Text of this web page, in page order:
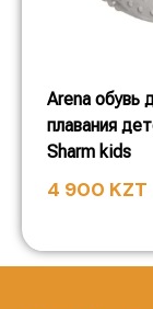
Arena обувь
плавания
Sharm kids
4 900 KZT